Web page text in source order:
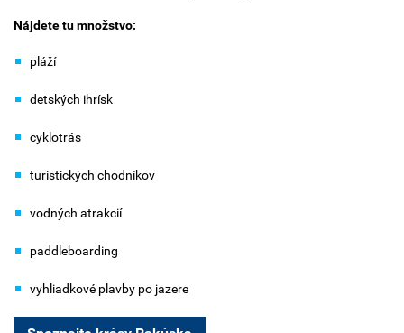
Nájdete tu množstvo:
pláží
detských ihrísk
cyklotrás
turistických chodníkov
vodných atrakcií
paddleboarding
vyhliadkové plavby po jazere